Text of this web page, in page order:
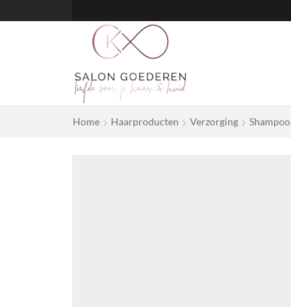
Home Haarproducten Verzorging Shampoo